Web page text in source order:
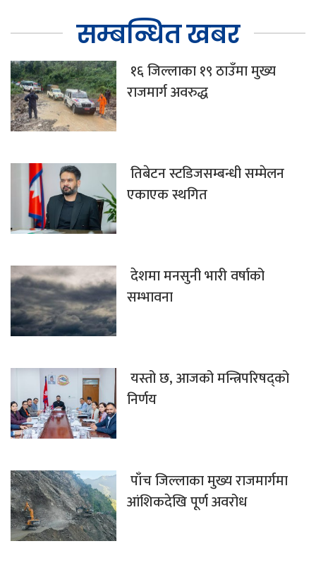
सम्बन्धित खबर
१६ जिल्लाका १९ ठाउँमा मुख्य
राजमार्ग अवरुद्ध
तिबेटन स्टडिजसम्बन्धी सम्मेलन
एकाएक स्थगित
देशमा मनसुनी भारी वर्षाको
सम्भावना
यस्तो छ, आजको मन्त्रिपरिषद्को
निर्णय
पाँच जिल्लाका मुख्य राजमार्गमा
आंशिकदेखि पूर्ण अवरोध